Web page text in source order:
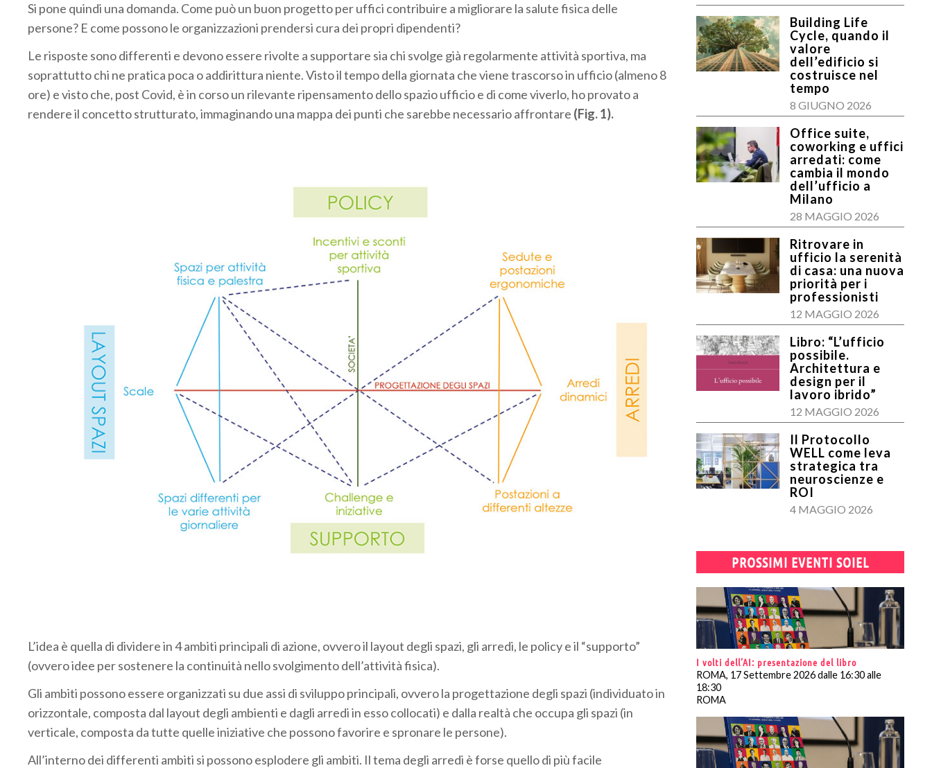
Si pone quindi una domanda. Come può un buon progetto per uffici contribuire a migliorare la salute fisica delle
persone? E come possono le organizzazioni prendersi cura dei propri dipendenti?
Le risposte sono differenti e devono essere rivolte a supportare sia chi svolge già regolarmente attività sportiva, ma
soprattutto chi ne pratica poca o addirittura niente. Visto il tempo della giornata che viene trascorso in ufficio (almeno 8
ore) e visto che, post Covid, è in corso un rilevante ripensamento dello spazio ufficio e di come viverlo, ho provato a
rendere il concetto strutturato, immaginando una mappa dei punti che sarebbe necessario affrontare (Fig. 1).
L’idea è quella di dividere in 4 ambiti principali di azione, ovvero il layout degli spazi, gli arredi, le policy e il “supporto”
(ovvero idee per sostenere la continuità nello svolgimento dell’attività fisica).
Gli ambiti possono essere organizzati su due assi di sviluppo principali, ovvero la progettazione degli spazi (individuato in
orizzontale, composta dal layout degli ambienti e dagli arredi in esso collocati) e dalla realtà che occupa gli spazi (in
verticale, composta da tutte quelle iniziative che possono favorire e spronare le persone).
All’interno dei differenti ambiti si possono esplodere gli ambiti. Il tema degli arredi è forse quello di più facile
Building Life
Cycle, quando il
valore
dell’edificio si
costruisce nel
tempo
8 GIUGNO 2026
Office suite,
coworking e uffici
arredati: come
cambia il mondo
dell’ufficio a
Milano
28 MAGGIO 2026
Ritrovare in
ufficio la serenità
di casa: una nuova
priorità per i
professionisti
12 MAGGIO 2026
Libro: “L’ufficio
possibile.
Architettura e
design per il
lavoro ibrido”
12 MAGGIO 2026
Il Protocollo
WELL come leva
strategica tra
neuroscienze e
ROI
4 MAGGIO 2026
PROSSIMI EVENTI SOIEL
I volti dell’AI: presentazione del libro
ROMA, 17 Settembre 2026 dalle 16:30 alle
18:30
ROMA